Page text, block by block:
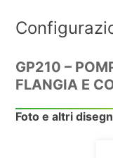
GP210 –
FLANGIA E
Foto e altri